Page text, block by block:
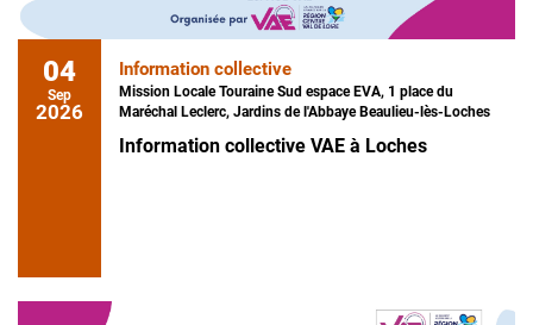
04
Sep
2026
Information collective
Mission Locale Touraine Sud espace EVA, 1 place du
Maréchal Leclerc, Jardins de l'Abbaye Beaulieu-lès-Loches
Information collective VAE à Loches